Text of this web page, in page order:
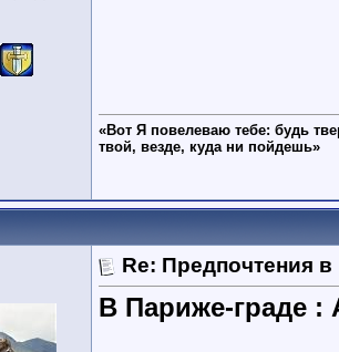
«Вот Я повелеваю тебе: будь
твой, везде, куда ни пойдешь»
Re: Предпочтения
В Париже-граде :